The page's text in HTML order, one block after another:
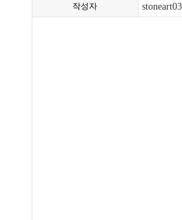
작성자 stoneart03